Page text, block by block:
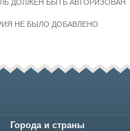
ДОЛЖЕН БЫТЬ АВТОРИЗОВАН
НЕ БЫЛО ДОБАВЛЕНО
Города и страны